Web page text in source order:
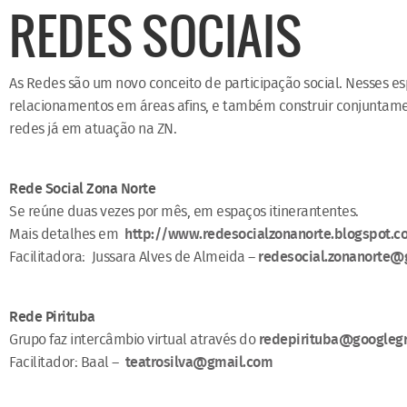
REDES SOCIAIS
As Redes são um novo conceito de participação social. Nesses
relacionamentos em áreas afins, e também construir
redes já em atuação na ZN.
Rede Social Zona Norte
Se reúne duas vezes por mês, em espaços itinerantentes.
Mais detalhes em http://
Facilitadora: Jussara Alves de Almeida –
Rede Pirituba
Grupo faz intercâmbio virtual através do
Facilitador: Baal – teatrosilva@gmail.com